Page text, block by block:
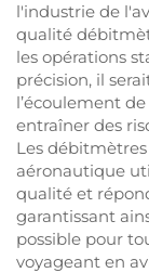
l'industrie de
qualité
les opérations
précision, il
l’écoulement
entraîner des
Les
aéronautique
qualité et
garantissant
possible pour
voyageant en